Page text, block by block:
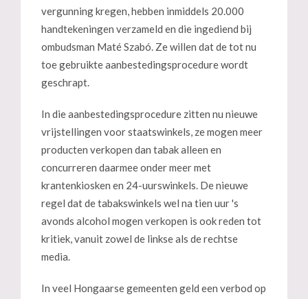
vergunning kregen, hebben inmiddels 20.000
handtekeningen verzameld en die ingediend bij
ombudsman Maté Szabó. Ze willen dat de tot nu
toe gebruikte aanbestedingsprocedure wordt
geschrapt.
In die aanbestedingsprocedure zitten nu nieuwe
vrijstellingen voor staatswinkels, ze mogen meer
producten verkopen dan tabak alleen en
concurreren daarmee onder meer met
krantenkiosken en 24-uurswinkels. De nieuwe
regel dat de tabakswinkels wel na tien uur 's
avonds alcohol mogen verkopen is ook reden tot
kritiek, vanuit zowel de linkse als de rechtse
media.
In veel Hongaarse gemeenten geld een verbod op